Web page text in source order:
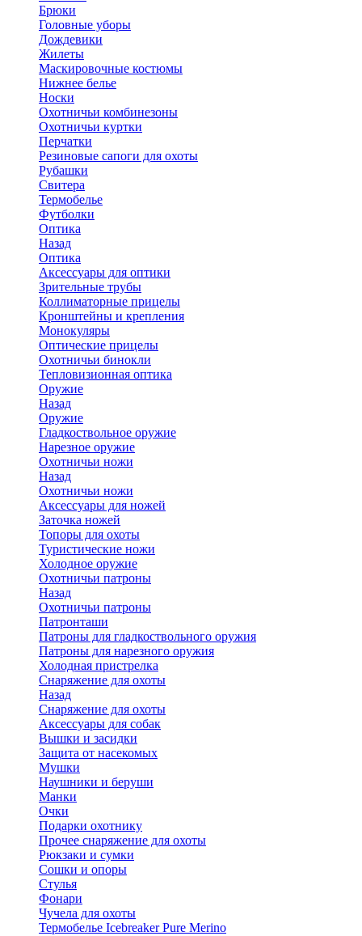
Брюки
Головные уборы
Дождевики
Жилеты
Маскировочные костюмы
Нижнее белье
Носки
Охотничьи комбинезоны
Охотничьи куртки
Перчатки
Резиновые сапоги для охоты
Рубашки
Свитера
Термобелье
Футболки
Оптика
Назад
Оптика
Аксессуары для оптики
Зрительные трубы
Коллиматорные прицелы
Кронштейны и крепления
Монокуляры
Оптические прицелы
Охотничьи бинокли
Тепловизионная оптика
Оружие
Назад
Оружие
Гладкоствольное оружие
Нарезное оружие
Охотничьи ножи
Назад
Охотничьи ножи
Аксессуары для ножей
Заточка ножей
Топоры для охоты
Туристические ножи
Холодное оружие
Охотничьи патроны
Назад
Охотничьи патроны
Патронташи
Патроны для гладкоствольного оружия
Патроны для нарезного оружия
Холодная пристрелка
Снаряжение для охоты
Назад
Снаряжение для охоты
Аксессуары для собак
Вышки и засидки
Защита от насекомых
Мушки
Наушники и беруши
Манки
Очки
Подарки охотнику
Прочее снаряжение для охоты
Рюкзаки и сумки
Сошки и опоры
Стулья
Фонари
Чучела для охоты
Термобелье Icebreaker Pure Merino